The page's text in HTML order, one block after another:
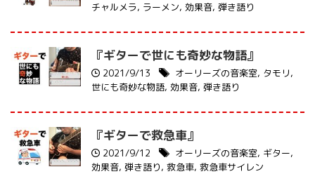
チャルメラ, ラーメン, 効果音, 弾き語り
『ギターで世にも奇妙な物語』
2021/9/13 オーリーズの音楽室, タモリ,
世にも奇妙な物語, 効果音, 弾き語り
『ギターで救急車』
2021/9/12 オーリーズの音楽室, ギター,
効果音, 弾き語り, 救急車, 救急車サイレン